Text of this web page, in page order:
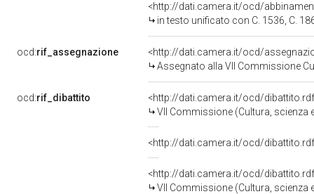
<http://dati.camera.it/ocd/
in testo unificato con C. 1536, C.
ocd:rif_assegnazione
<http://dati.camera.it/ocd/
Assegnato alla VII Commissione
ocd:rif_dibattito
<http://dati.camera.it/ocd/
VII Commissione (Cultura, scienza
<http://dati.camera.it/ocd/
<http://dati.camera.it/ocd/
VII Commissione (Cultura, scienza